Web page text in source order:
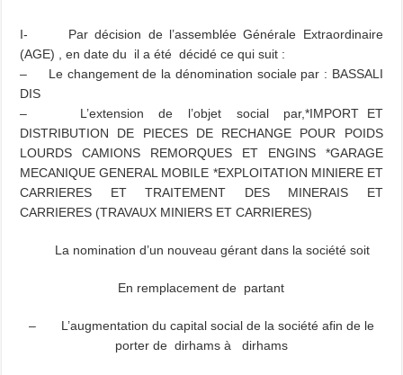
I- Par décision de l’assemblée Générale Extraordinaire
(AGE) , en date du il a été décidé ce qui suit :
– Le changement de la dénomination sociale par : BASSALI
DIS
– L’extension de l’objet social par,*IMPORT ET
DISTRIBUTION DE PIECES DE RECHANGE POUR POIDS
LOURDS CAMIONS REMORQUES ET ENGINS *GARAGE
MECANIQUE GENERAL MOBILE *EXPLOITATION MINIERE ET
CARRIERES ET TRAITEMENT DES MINERAIS ET
CARRIERES (TRAVAUX MINIERS ET CARRIERES)
La nomination d’un nouveau gérant dans la société soit
En remplacement de partant
– L’augmentation du capital social de la société afin de le
porter de dirhams à dirhams